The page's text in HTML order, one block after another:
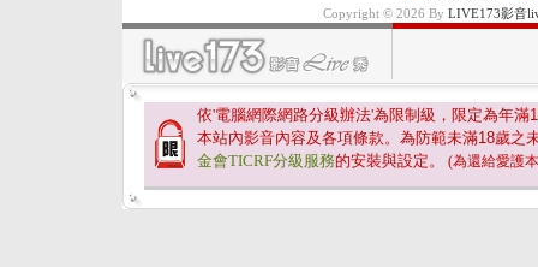
Copyright © 2026 By LIVE173影音
依'電腦網際網路分級辦法'為限制級，限定為年滿
本站內影音內容及各項條款。為防範未滿18歲之
金會TICRF分級服務的安裝與設定。 (為還給愛護